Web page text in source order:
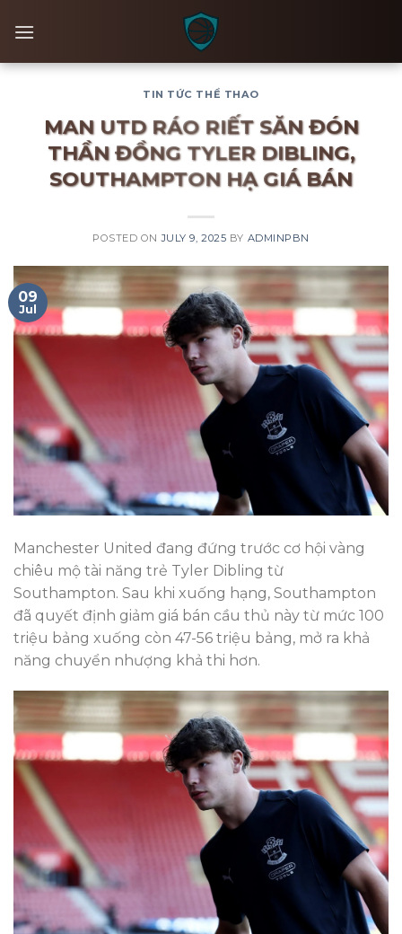
TIN TỨC THỂ THAO
MAN UTD RÁO RIẾT SĂN ĐÓN
THẦN ĐỒNG TYLER DIBLING,
SOUTHAMPTON HẠ GIÁ BÁN
POSTED ONJULY 9, 2025 BY ADMINPBN
09
Jul
Manchester United đang đứng trước cơ hội vàng
chiêu mộ tài năng trẻ Tyler Dibling từ
Southampton. Sau khi xuống hạng, Southampton
đã quyết định giảm giá bán cầu thủ này từ mức 100
triệu bảng xuống còn 47-56 triệu bảng, mở ra khả
năng chuyển nhượng khả thi hơn.